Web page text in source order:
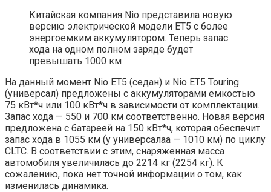
Китайская компания Nio представила новую
версию электрической модели ET5 с более
энергоемким аккумулятором. Теперь запас
хода на одном полном заряде будет
превышать 1000 км
На данный момент Nio ET5 (седан) и Nio ET5 Touring
(универсал) предложены с аккумуляторами емкостью
75 кВт*ч или 100 кВт*ч в зависимости от комплектации.
Запас хода — 550 и 700 км соответственно. Новая версия
предложена с батареей на 150 кВт*ч, которая обеспечит
запас хода в 1055 км (у универсалаа — 1010 км) по циклу
CLTC. В соответствии с этим, снаряженная масса
автомобиля увеличилась до 2214 кг (2254 кг). К
сожалению, пока нет точной информации о том, как
изменилась динамика.